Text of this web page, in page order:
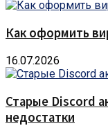
Как оформить
16.07.2026
Старые Discord
недостатки